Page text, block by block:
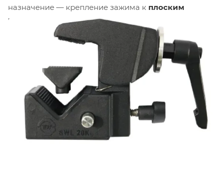
назначение — крепление зажима к плоским
поверхностям
(столы, декорации, полки) вместо
круглых труб. Материал —
полиуретан (PU)
. Вес одного седла составляет 10 грамм,
40 грамм
. Размер одной прокладки:
4.31 × 2.69 × 1.91 см.